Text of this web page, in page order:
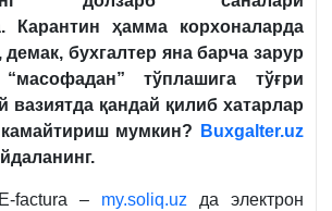
Карантин ҳамма корхоналарда
демак, бухгалтер яна барча зарур
тўплашига тўғри
вазиятда қандай қилиб хатарлар
мумкин?
Buxgalter.uz
E-faсtura – my.soliq.uz да электрон